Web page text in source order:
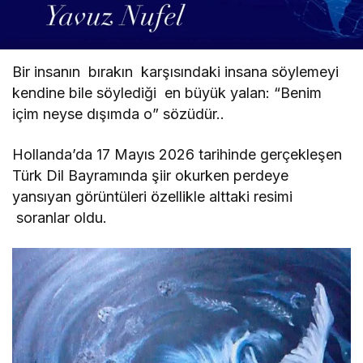
Sedat Tapan
"İspiyonculuk Kimseye Kazandırmaz"
Fehmi Uzun
"Kurtuluş Savaşı’na “Milli Mücadele”
Sedat Tapan
"“Ucuz Diye Gittiler, Pahalıya Patladı:
Yunan Adası Gerçeği”"
Bir insanın bırakın karşısındaki insana söylemeyi
kendine bile söylediği en büyük yalan: “Benim
içim neyse dışımda o” sözüdür..
Hollanda’da 17 Mayıs 2026 tarihinde gerçekleşen
Türk Dil Bayramında şiir okurken perdeye
yansıyan görüntüleri özellikle alttaki resimi
soranlar oldu.